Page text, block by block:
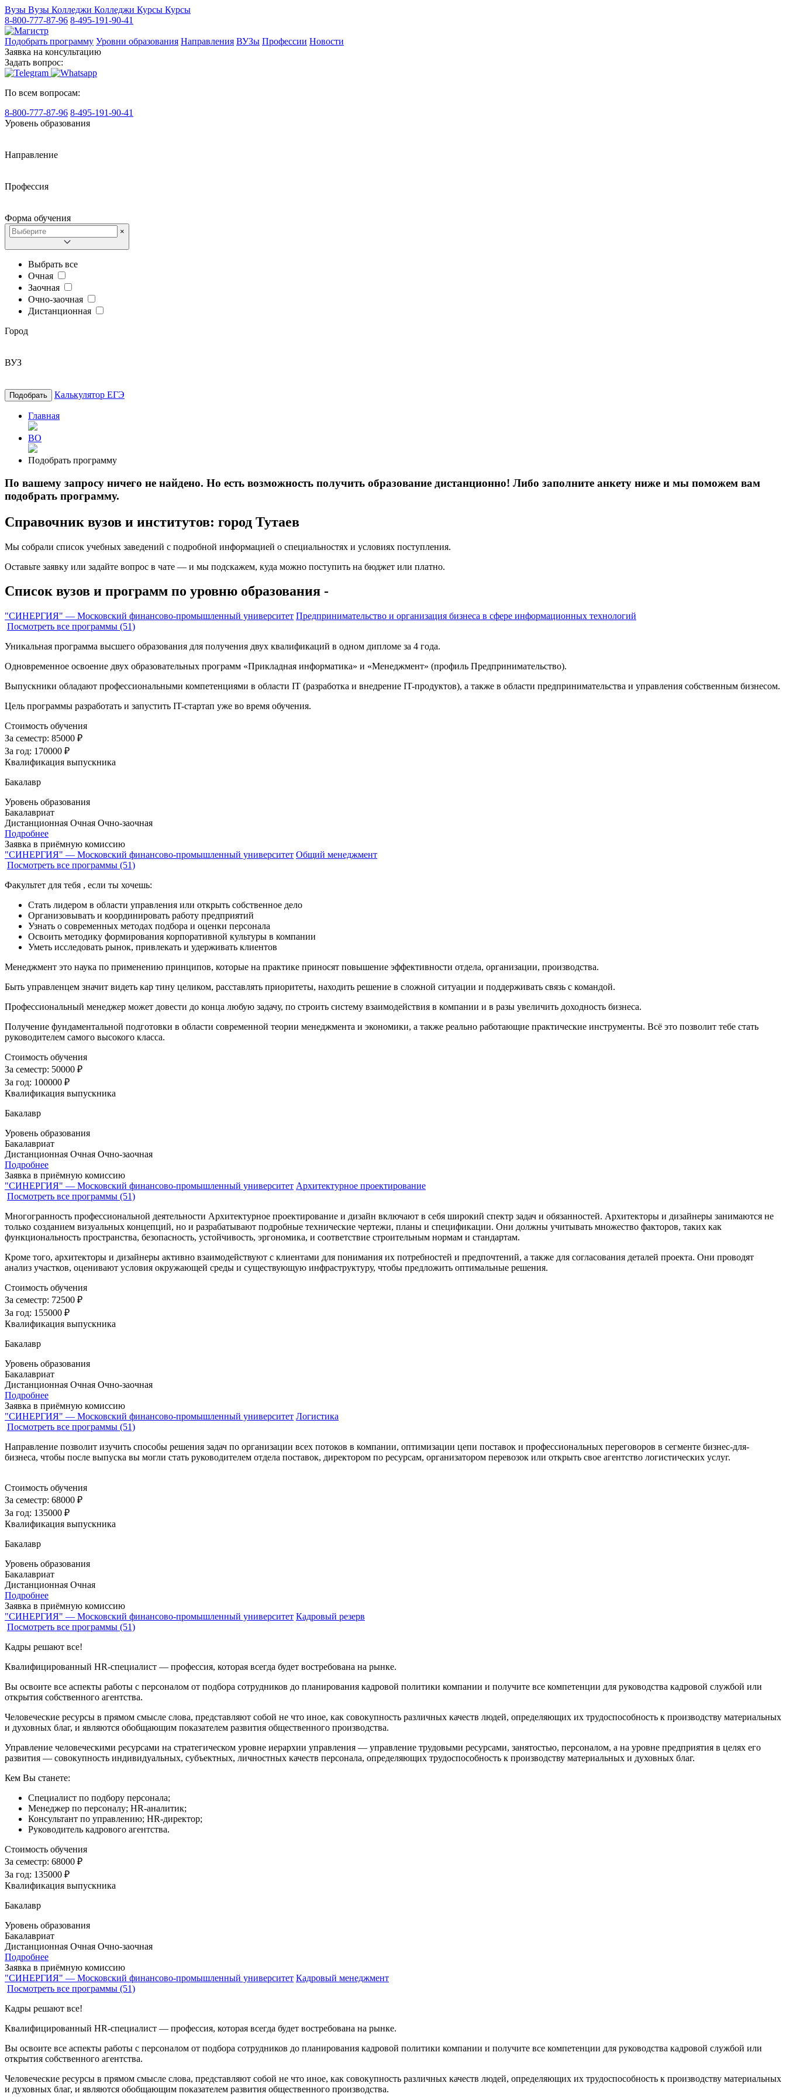
Вузы Вузы Колледжи Колледжи Курсы Курсы
8-800-777-87-96 8-495-191-90-41
Подобрать программу Уровни образования Направления ВУЗы Профессии Новости
Заявка на консультацию
Задать вопрос:
По всем вопросам:
8-800-777-87-96 8-495-191-90-41
Уровень образования
Направление
Профессия
Форма обучения
×
Выбрать все
Очная
Заочная
Очно-заочная
Дистанционная
Город
ВУЗ
Подобрать Калькулятор ЕГЭ
Главная
ВО
Подобрать программу
По вашему запросу ничего не найдено. Но есть возможность получить образование дистанционно! Либо заполните анкету ниже и мы поможем вам
подобрать программу.
Справочник вузов и институтов: город Тутаев
Мы собрали список учебных заведений с подробной информацией о специальностях и условиях поступления.
Оставьте заявку или задайте вопрос в чате — и мы подскажем, куда можно поступить на бюджет или платно.
Список вузов и программ по уровню образования -
"СИНЕРГИЯ" — Московский финансово-промышленный университет Предпринимательство и организация бизнеса в сфере информационных технологий
Посмотреть все программы (51)
Уникальная программа высшего образования для получения двух квалификаций в одном дипломе за 4 года.
Одновременное освоение двух образовательных программ «Прикладная информатика» и «Менеджмент» (профиль Предпринимательство).
Выпускники обладают профессиональными компетенциями в области IT (разработка и внедрение IT-продуктов), а также в области предпринимательства и управления собственным бизнесом.
Цель программы разработать и запустить IT-стартап уже во время обучения.
Стоимость обучения
За семестр: 85000 ₽
За год: 170000 ₽
Квалификация выпускника
Бакалавр
Уровень образования
Бакалавриат
Дистанционная Очная Очно-заочная
Подробнее
Заявка в приёмную комиссию
"СИНЕРГИЯ" — Московский финансово-промышленный университет Общий менеджмент
Посмотреть все программы (51)
Факультет для тебя , если ты хочешь:
Стать лидером в области управления или открыть собственное дело
Организовывать и координировать работу предприятий
Узнать о современных методах подбора и оценки персонала
Освоить методику формирования корпоративной культуры в компании
Уметь исследовать рынок, привлекать и удерживать клиентов
Менеджмент это наука по применению принципов, которые на практике приносят повышение эффективности отдела, организации, производства.
Быть управленцем значит видеть кар тину целиком, расставлять приоритеты, находить решение в сложной ситуации и поддерживать связь с командой.
Профессиональный менеджер может довести до конца любую задачу, по строить систему взаимодействия в компании и в разы увеличить доходность бизнеса.
Получение фундаментальной подготовки в области современной теории менеджмента и экономики, а также реально работающие практические инструменты. Всё это позволит тебе стать
руководителем самого высокого класса.
Стоимость обучения
За семестр: 50000 ₽
За год: 100000 ₽
Квалификация выпускника
Бакалавр
Уровень образования
Бакалавриат
Дистанционная Очная Очно-заочная
Подробнее
Заявка в приёмную комиссию
"СИНЕРГИЯ" — Московский финансово-промышленный университет Архитектурное проектирование
Посмотреть все программы (51)
Многогранность профессиональной деятельности Архитектурное проектирование и дизайн включают в себя широкий спектр задач и обязанностей. Архитекторы и дизайнеры занимаются не
только созданием визуальных концепций, но и разрабатывают подробные технические чертежи, планы и спецификации. Они должны учитывать множество факторов, таких как
функциональность пространства, безопасность, устойчивость, эргономика, и соответствие строительным нормам и стандартам.
Кроме того, архитекторы и дизайнеры активно взаимодействуют с клиентами для понимания их потребностей и предпочтений, а также для согласования деталей проекта. Они проводят
анализ участков, оценивают условия окружающей среды и существующую инфраструктуру, чтобы предложить оптимальные решения.
Стоимость обучения
За семестр: 72500 ₽
За год: 155000 ₽
Квалификация выпускника
Бакалавр
Уровень образования
Бакалавриат
Дистанционная Очная Очно-заочная
Подробнее
Заявка в приёмную комиссию
"СИНЕРГИЯ" — Московский финансово-промышленный университет Логистика
Посмотреть все программы (51)
Направление позволит изучить способы решения задач по организации всех потоков в компании, оптимизации цепи поставок и профессиональных переговоров в сегменте бизнес-для-
бизнеса, чтобы после выпуска вы могли стать руководителем отдела поставок, директором по ресурсам, организатором перевозок или открыть свое агентство логистических услуг.
Стоимость обучения
За семестр: 68000 ₽
За год: 135000 ₽
Квалификация выпускника
Бакалавр
Уровень образования
Бакалавриат
Дистанционная Очная
Подробнее
Заявка в приёмную комиссию
"СИНЕРГИЯ" — Московский финансово-промышленный университет Кадровый резерв
Посмотреть все программы (51)
Кадры решают все!
Квалифицированный HR-специалист — профессия, которая всегда будет востребована на рынке.
Вы освоите все аспекты работы с персоналом от подбора сотрудников до планирования кадровой политики компании и получите все компетенции для руководства кадровой службой или
открытия собственного агентства.
Человеческие ресурсы в прямом смысле слова, представляют собой не что иное, как совокупность различных качеств людей, определяющих их трудоспособность к производству материальных
и духовных благ, и являются обобщающим показателем развития общественного производства.
Управление человеческими ресурсами на стратегическом уровне иерархии управления — управление трудовыми ресурсами, занятостью, персоналом, а на уровне предприятия в целях его
развития — совокупность индивидуальных, субъектных, личностных качеств персонала, определяющих трудоспособность к производству материальных и духовных благ.
Кем Вы станете:
Специалист по подбору персонала;
Менеджер по персоналу; HR-аналитик;
Консультант по управлению; HR-директор;
Руководитель кадрового агентства.
Стоимость обучения
За семестр: 68000 ₽
За год: 135000 ₽
Квалификация выпускника
Бакалавр
Уровень образования
Бакалавриат
Дистанционная Очная Очно-заочная
Подробнее
Заявка в приёмную комиссию
"СИНЕРГИЯ" — Московский финансово-промышленный университет Кадровый менеджмент
Посмотреть все программы (51)
Кадры решают все!
Квалифицированный HR-специалист — профессия, которая всегда будет востребована на рынке.
Вы освоите все аспекты работы с персоналом от подбора сотрудников до планирования кадровой политики компании и получите все компетенции для руководства кадровой службой или
открытия собственного агентства.
Человеческие ресурсы в прямом смысле слова, представляют собой не что иное, как совокупность различных качеств людей, определяющих их трудоспособность к производству материальных
и духовных благ, и являются обобщающим показателем развития общественного производства.